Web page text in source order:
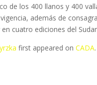
de los 400 llanos y 400
además de
cuatro ediciones del
first appeared onCADA.